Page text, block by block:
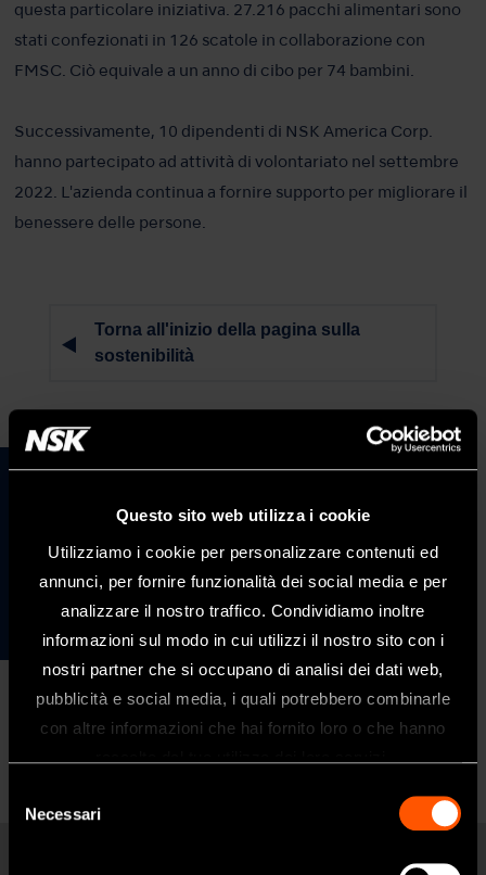
Questo sito web utilizza i cookie
Utilizziamo i cookie per personalizzare contenuti ed
annunci, per fornire funzionalità dei social media e per
analizzare il nostro traffico. Condividiamo inoltre
informazioni sul modo in cui utilizzi il nostro sito con i
nostri partner che si occupano di analisi dei dati web,
pubblicità e social media, i quali potrebbero combinarle
con altre informazioni che hai fornito loro o che hanno
Necessari
Benvenuti nel sito web di NSK Dental
Italy
questa particolare iniziativa. 27.216 pacchi alimentari sono
stati confezionati in 126 scatole in collaborazione con
FMSC. Ciò equivale a un anno di cibo per 74 bambini.
Successivamente, 10 dipendenti di NSK America Corp.
hanno partecipato ad attività di volontariato nel settembre
2022. L'azienda continua a fornire supporto per migliorare il
benessere delle persone.
Torna all'inizio della pagina sulla
sostenibilità